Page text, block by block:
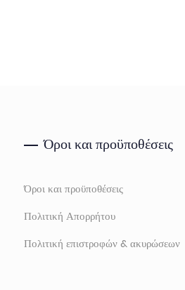
Όροι και προϋποθέσεις
Όροι και προϋποθέσεις
Πολιτική Απορρήτου
Πολιτική επιστροφών & ακυρώσεων